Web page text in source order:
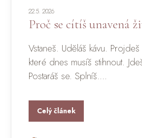
22.5. 2026
Proč se cítíš unavená
Vstaneš. Uděláš kávu.
které dnes musíš stihnout.
Postaráš se. Splníš....
Celý článek